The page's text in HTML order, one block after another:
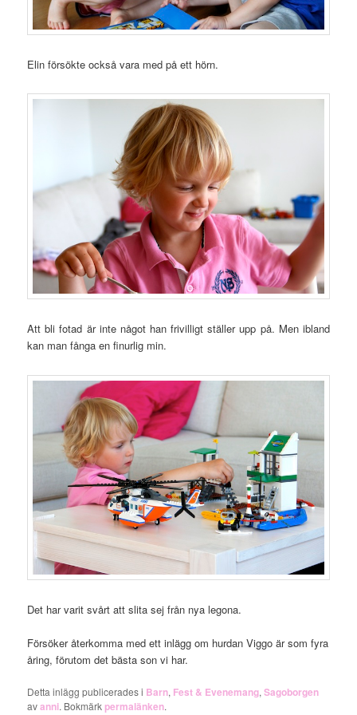
Elin försökte också vara med på ett hörn.
Att bli fotad är inte något han frivilligt ställer upp på. Men ibland
kan man fånga en finurlig min.
Det har varit svårt att slita sej från nya legona.
Försöker återkomma med ett inlägg om hurdan Viggo är som fyra
åring, förutom det bästa son vi har.
Detta inlägg publicerades i Barn, Fest & Evenemang,Sagoborgen
avanni. Bokmärkpermalänken.